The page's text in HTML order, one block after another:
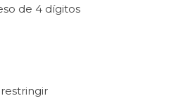
de 4 dígitos